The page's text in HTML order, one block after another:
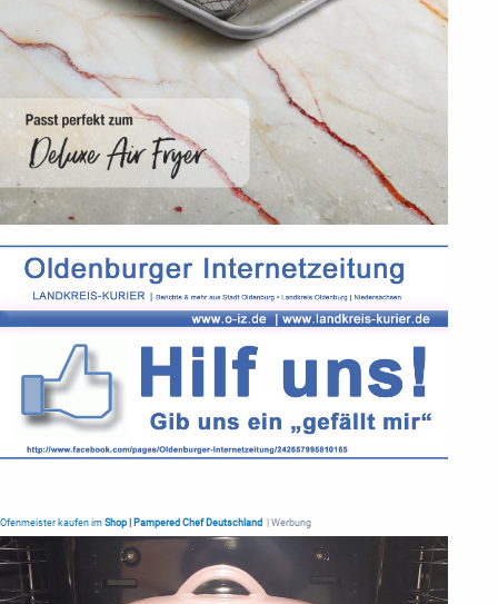
Ofenmeister kaufen im Shop | Pampered Chef Deutschland | Werbung